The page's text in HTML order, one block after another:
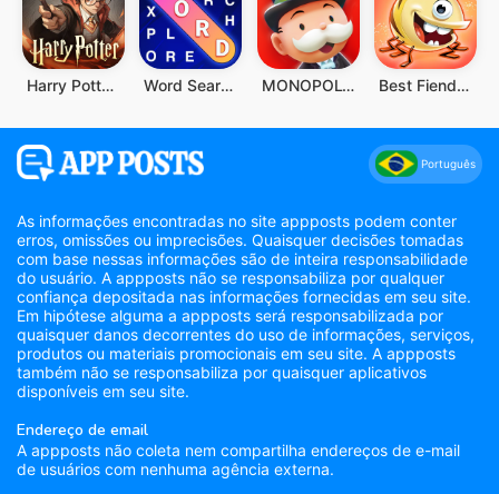
Harry Potter: Desperta a Magia Word Search Explorer MONOPOLY GO! Best Fiends - Combinações
Português
As informações encontradas no site appposts podem conter
erros, omissões ou imprecisões. Quaisquer decisões tomadas
com base nessas informações são de inteira responsabilidade
do usuário. A appposts não se responsabiliza por qualquer
confiança depositada nas informações fornecidas em seu site.
Em hipótese alguma a appposts será responsabilizada por
quaisquer danos decorrentes do uso de informações, serviços,
produtos ou materiais promocionais em seu site. A appposts
também não se responsabiliza por quaisquer aplicativos
disponíveis em seu site.
Endereço de email
A appposts não coleta nem compartilha endereços de e-mail
de usuários com nenhuma agência externa.